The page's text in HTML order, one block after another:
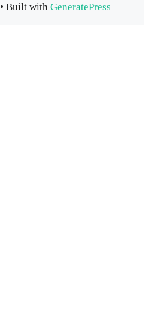
• Built with GeneratePress